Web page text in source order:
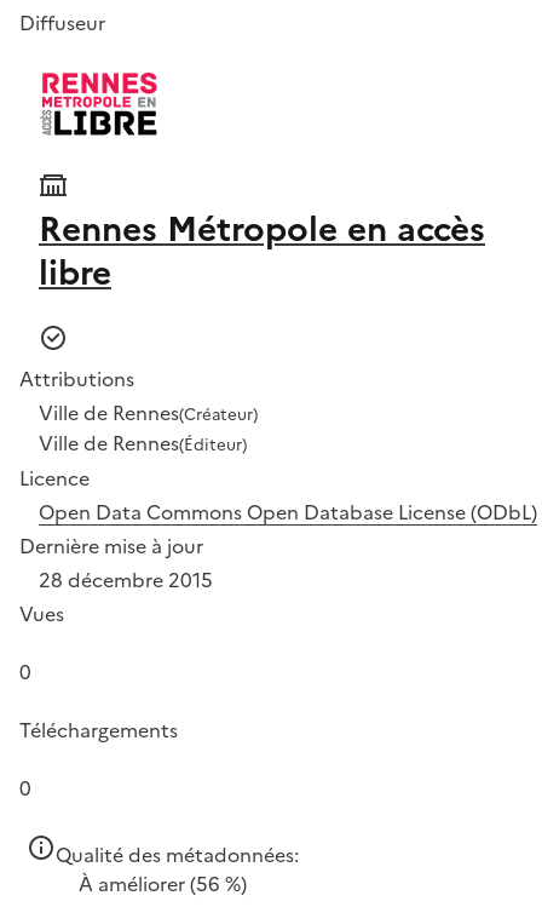
Diffuseur
Rennes Métropole en accès
libre
Attributions
Ville de Rennes(Créateur)
Ville de Rennes(Éditeur)
Licence
Open Data Commons Open Database License (ODbL)
Dernière mise à jour
28 décembre 2015
Vues
0
Téléchargements
0
Qualité des métadonnées:
À améliorer(56 %)